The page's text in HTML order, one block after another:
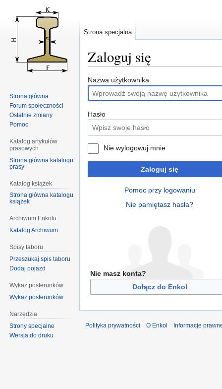
Zaloguj się
Przejdź
do
nawigacji
Przejdź
do
wyszukiwania
Nazwa użytkownika
Hasło
Nie wylogowuj mnie
Zaloguj się
Pomoc przy logowaniu
Nie pamiętasz hasła?
Nie masz konta?
Dołącz do Enkol
Strona specjalna
Strona główna
Forum społeczności
Ostatnie zmiany
Pomoc
Katalog artykułów
prasowych
Strona główna katalogu
prasy
Katalog książek
Strona główna katalogu
książek
Archiwum Enkolu
Katalog Archiwum
Spisy taboru
Przeszukaj spis taboru
Dodaj pojazd
Wykaz posterunków
Wykaz posterunków
Narzędzia
Strony specjalne
Wersja do druku
Polityka prywatności O Enkol Informacje